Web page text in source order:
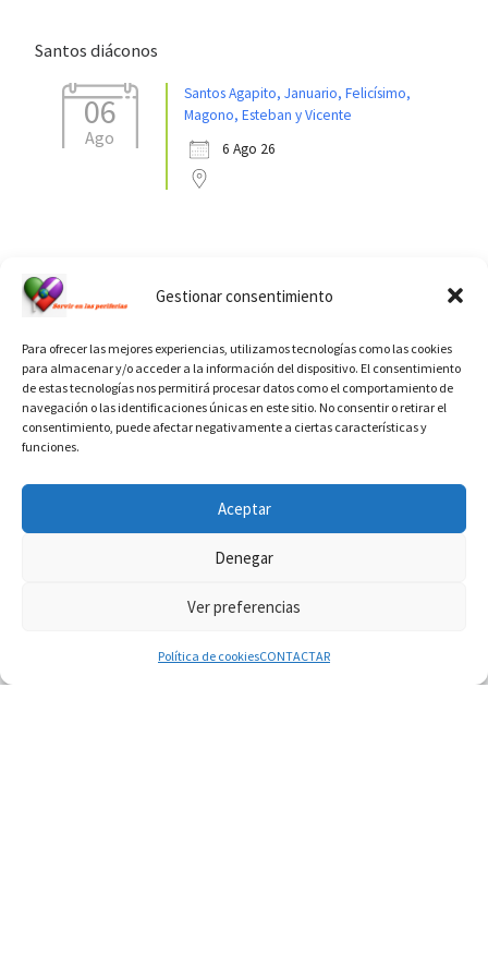
Gestionar consentimiento
Para ofrecer las mejores experiencias, utilizamos tecnologías como las cookies
para almacenar y/o acceder a la información del dispositivo. El consentimiento
de estas tecnologías nos permitirá procesar datos como el comportamiento de
navegación o las identificaciones únicas en este sitio. No consentir o retirar el
consentimiento, puede afectar negativamente a ciertas características y
funciones.
Aceptar
Denegar
Ver preferencias
Política de cookiesCONTACTAR
Santos diáconos
06
Ago
Santos Agapito, Januario, Felicísimo,
Magono, Esteban y Vicente
6 Ago 26
Diaconado permanente– Todos los derechos reservados
WP